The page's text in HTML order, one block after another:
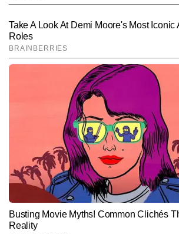
आशना मलिक AUTHOR
आशना मलिक पिछले छह वर्षों से एंटरटेनमेंट
बॉलीवुड और टीवी सितारों के कई इंटरव्यू किए हैं
है। आशना को कॉपी राइटिंग, फीचर लेखन और
जिससे वे बहुआयामी और आकर्षक स्टोरीज तैयार
आर्टिकल लिख चुकीं आशना की खासियत है ट्रेंडिंग
स्पष्ट और रोचक अंदाज में प्रस्तुत करना। आशना
ट्रेंड्स की समझ, विषय की गहराई और दर्शकों से
Subscribe to our daily